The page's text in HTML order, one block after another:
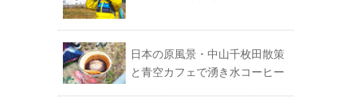
日本の原風景・中山千枚田散策
と青空カフェで湧き水コーヒー